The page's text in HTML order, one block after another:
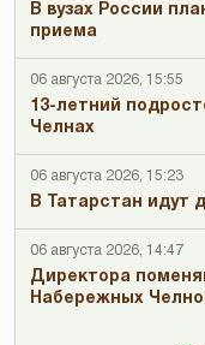
В вузах России
приема
06 августа 2026, 15:55
13-летний
Челнах
06 августа 2026, 15:23
В Татарстан идут
06 августа 2026, 14:47
Директора
Набережных